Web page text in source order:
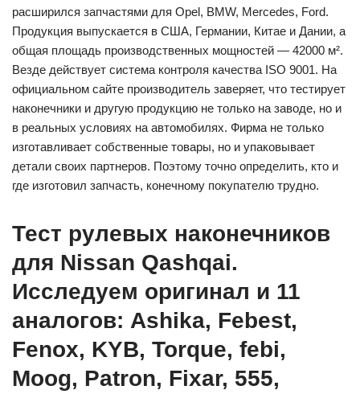
расширился запчастями для Opel, BMW, Mercedes, Ford.
Продукция выпускается в США, Германии, Китае и Дании, а
общая площадь производственных мощностей ― 42000 м².
Везде действует система контроля качества ISO 9001. На
официальном сайте производитель заверяет, что тестирует
наконечники и другую продукцию не только на заводе, но и
в реальных условиях на автомобилях. Фирма не только
изготавливает собственные товары, но и упаковывает
детали своих партнеров. Поэтому точно определить, кто и
где изготовил запчасть, конечному покупателю трудно.
Тест рулевых наконечников
для Nissan Qashqai.
Исследуем оригинал и 11
аналогов: Ashika, Febest,
Fenox, KYB, Torque, febi,
Moog, Patron, Fixar, 555,